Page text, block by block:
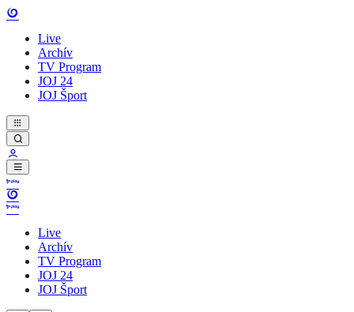
Live
Archív
TV Program
JOJ 24
JOJ Šport
Live
Archív
TV Program
JOJ 24
JOJ Šport